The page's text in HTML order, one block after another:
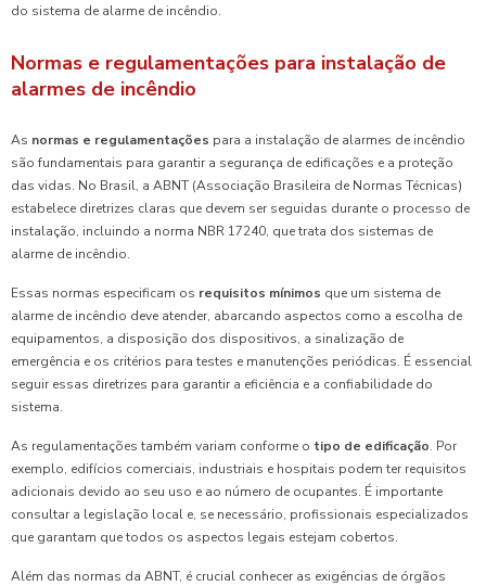
do sistema de alarme de incêndio.
Normas e regulamentações para instalação de
alarmes de incêndio
As normas e regulamentações para a instalação de alarmes de incêndio
são fundamentais para garantir a segurança de edificações e a proteção
das vidas. No Brasil, a ABNT (Associação Brasileira de Normas Técnicas)
estabelece diretrizes claras que devem ser seguidas durante o processo de
instalação, incluindo a norma NBR 17240, que trata dos sistemas de
alarme de incêndio.
Essas normas especificam os requisitos mínimos que um sistema de
alarme de incêndio deve atender, abarcando aspectos como a escolha de
equipamentos, a disposição dos dispositivos, a sinalização de
emergência e os critérios para testes e manutenções periódicas. É essencial
seguir essas diretrizes para garantir a eficiência e a confiabilidade do
sistema.
As regulamentações também variam conforme o tipo de edificação. Por
exemplo, edifícios comerciais, industriais e hospitais podem ter requisitos
adicionais devido ao seu uso e ao número de ocupantes. É importante
consultar a legislação local e, se necessário, profissionais especializados
que garantam que todos os aspectos legais estejam cobertos.
Além das normas da ABNT, é crucial conhecer as exigências de órgãos